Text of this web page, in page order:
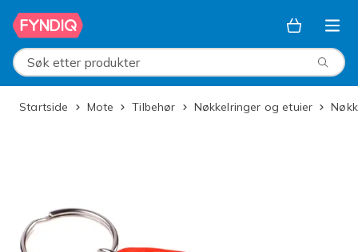
Hopp til hovedinnhold
Søk etter produkter
Startside Mote Tilbehør Nøkkelringer og etuier